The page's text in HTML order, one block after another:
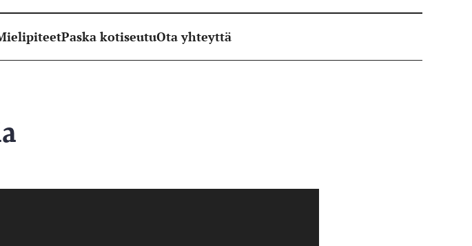
Paska kotiseutuOta yhteyttä